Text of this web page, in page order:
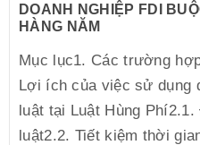
DOANH NGHIỆP FDI
HÀNG NĂM
Mục lục1. Các trường
Lợi ích của việc sử dụng
luật tại Luật Hùng
luật2.2. Tiết kiệm thời